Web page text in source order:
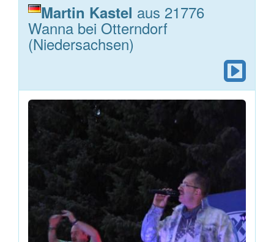
Martin Kastel aus 21776
Wanna bei Otterndorf
(Niedersachsen)